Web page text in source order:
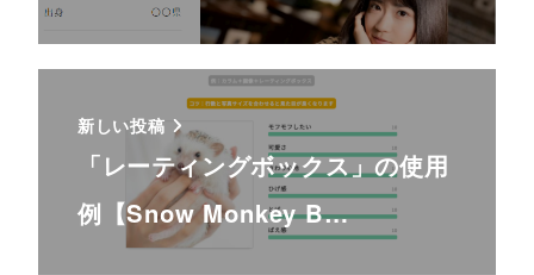
新しい投稿
「レーティングボックス」の使用
例【Snow Monkey B…